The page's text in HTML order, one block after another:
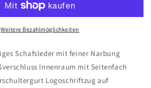
Bag
Weitere Bezahlmöglichkeiten
Schafsleder mit feiner Narbung
Innenraum mit Seitenfach
Logoschriftzug auf